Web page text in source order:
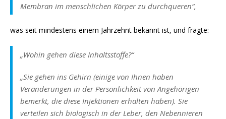
Membran im menschlichen Körper zu durchqueren“,
was seit mindestens einem Jahrzehnt bekannt ist, und fragte:
„Wohin gehen diese Inhaltsstoffe?“
„Sie gehen ins Gehirn (einige von Ihnen haben
Veränderungen in der Persönlichkeit von Angehörigen
bemerkt, die diese Injektionen erhalten haben). Sie
verteilen sich biologisch in der Leber, den Nebennieren